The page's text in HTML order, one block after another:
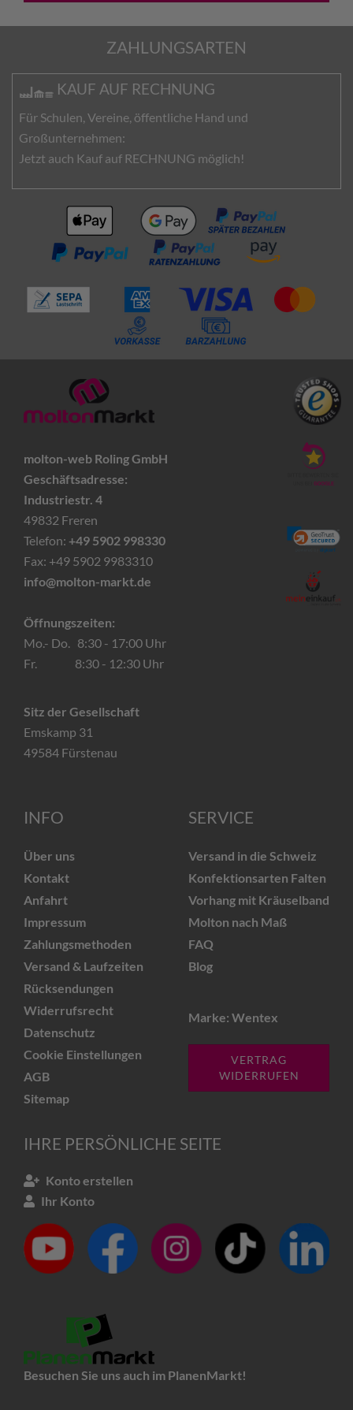
ZAHLUNGSARTEN
KAUF AUF RECHNUNG
Für Schulen, Vereine, öffentliche Hand und
Großunternehmen:
Jetzt auch Kauf auf RECHNUNG möglich!
molton-web Roling GmbH
Geschäftsadresse:
Industriestr. 4
49832 Freren
Telefon: +49 5902 998330
Fax: +49 5902 9983310
info@molton-markt.de
Öffnungszeiten:
Mo.- Do. 8:30 - 17:00 Uhr
Fr. 8:30 - 12:30 Uhr
Sitz der Gesellschaft
Emskamp 31
49584 Fürstenau
INFO
Über uns
Kontakt
Anfahrt
Impressum
Zahlungsmethoden
Versand & Laufzeiten
Rücksendungen
Widerrufsrecht
Datenschutz
Cookie Einstellungen
AGB
Sitemap
SERVICE
Versand in die Schweiz
Konfektionsarten Falten
Vorhang mit Kräuselband
Molton nach Maß
FAQ
Blog
Marke: Wentex
VERTRAG
WIDERRUFEN
IHRE PERSÖNLICHE SEITE
Konto erstellen
Ihr Konto
Besuchen Sie uns auch im PlanenMarkt!